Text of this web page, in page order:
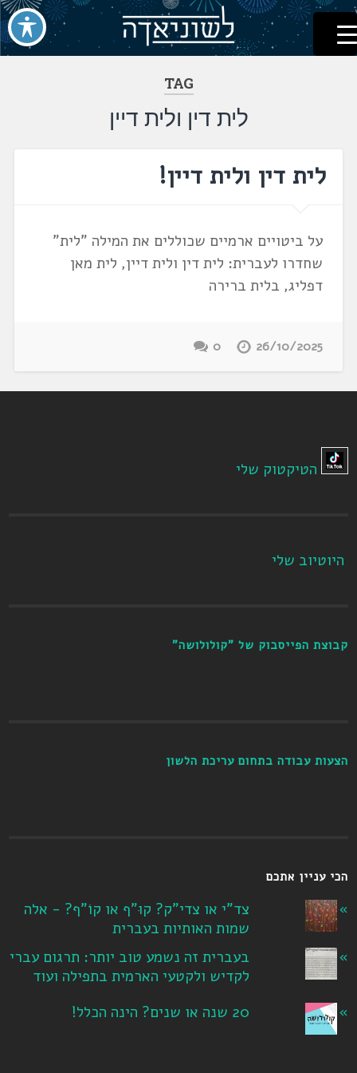
דלג
לתוכן
לשוניאדה
עברית. לשון. שפה
TAG
לית דין ולית דיין
לית דין ולית דיין!
על ביטויים ארמיים שכוללים את המילה "לית"
שחדרו לעברית: לית דין ולית דיין, לית מאן
דפליג, בלית ברירה
26/10/2025
0
הטיקטוק שלי
היוטיוב שלי
קבוצת הפייסבוק של "קולולושה"
הצעות עבודה בתחום עריכת הלשון
הכי עניין אתכם
צד"י או צדי"ק? קוּ"ף או קוֹ"ף? - אלה
שמות האותיות בעברית
בעברית זה נשמע טוב יותר: תרגום עברי
לקדיש ולקטעי הארמית בתפילה ועוד
20 שנה או שנים? הינה הכלל!